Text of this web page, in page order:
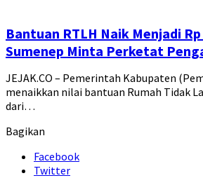
Bantuan RTLH Naik Menjadi
Sumenep Minta Perketat
JEJAK.CO – Pemerintah Kabupaten
menaikkan nilai bantuan Rumah Tidak
dari…
Bagikan
Facebook
Twitter